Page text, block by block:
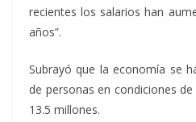
recientes los salarios han
años”.
Subrayó que la economía se
de personas en condiciones
13.5 millones.